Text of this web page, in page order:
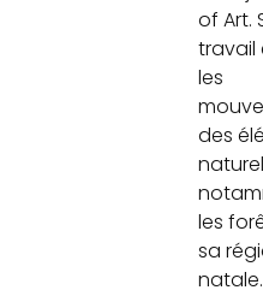
of Art.
travail
les
des
les
sa
natale.